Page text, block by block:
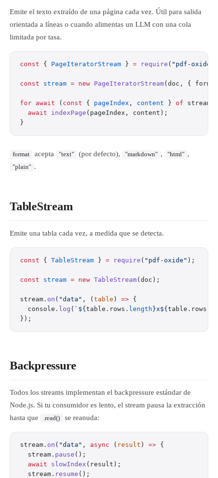
Emite el texto extraído de una página cada vez. Útil para salida
orientada a líneas o cuando alimentas un LLM con una cola
limitada por tasa.
const { PageIteratorStream } = require ( "pdf-oxide"
const stream = new PageIteratorStream(doc, {
for await ( const { pageIndex , content } of
  await
indexPage (pageIndex, content);
}
format acepta "text" (por defecto), "markdown" , "html" ,
"plain" .
TableStream
Emite una tabla cada vez, a medida que se detecta.
const { TableStream } = require ( "pdf-oxide" );
const stream = new TableStream(doc);
stream. on ( "data" , ( table ) => {
  console.
log ( `${ table . rows . length }x${ table . rows
});
Backpressure
Todos los streams implementan el backpressure estándar de
Node.js. Si tu consumidor es lento, el stream pausa la extracción
hasta que
.read() se reanuda:
stream. on ( "data" , async ( result ) => {
  stream.
pause ();
  await
slowIndex (result);
  stream.
resume ();